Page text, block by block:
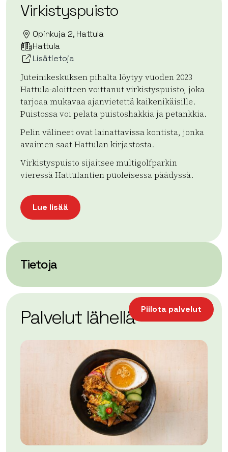
Virkistyspuisto
Opinkuja 2, Hattula
Hattula
Lisätietoja
Juteinikeskuksen pihalta löytyy vuoden 2023
Hattula-aloitteen voittanut virkistyspuisto, joka
tarjoaa mukavaa ajanvietettä kaikenikäisille.
Puistossa voi pelata puistoshakkia ja petankkia.
Pelin välineet ovat lainattavissa kontista, jonka
avaimen saat Hattulan kirjastosta.
Virkistyspuisto sijaitsee multigolfparkin
vieressä Hattulantien puoleisessa päädyssä.
Lue lisää
Tietoja
−
Leaflet| ©OpenStreetMap
Piilota palvelut
Palvelut lähellä